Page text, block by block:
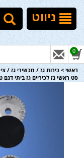
ניווט
0
ראשי > כירות גז / מכשירי גז /
סט ראשי גז לכיריים גז ביתי דגם טורבו 11